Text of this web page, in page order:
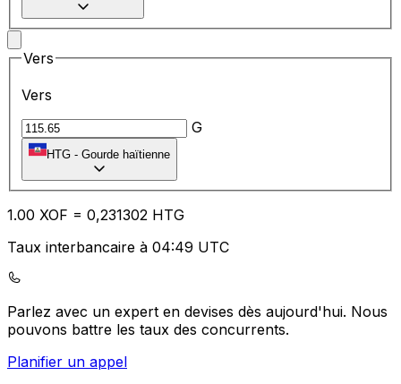
Vers
Vers
G
HTG - Gourde haïtienne
1.00 XOF = 0,231302 HTG
Taux interbancaire à 04:49 UTC
Parlez avec un expert en devises dès aujourd'hui. Nous
pouvons battre les taux des concurrents.
Planifier un appel